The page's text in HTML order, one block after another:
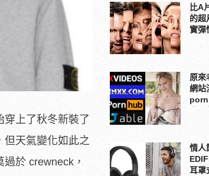
穿上了秋冬新裝了
天氣變化如此之
於 crewneck，
比A
的超
實彈
原來
網站
情人
耳罩